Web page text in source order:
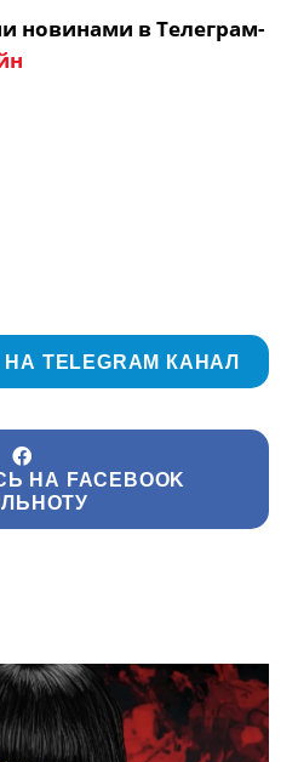
новинами в Телеграм-
TELEGRAM КАНАЛ
НА FACEBOOK